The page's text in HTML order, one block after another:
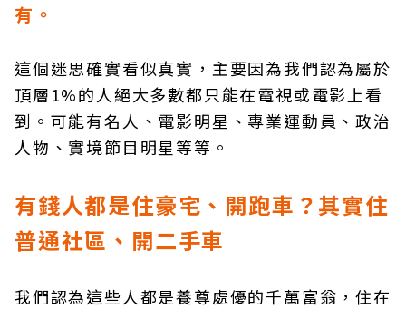
有。
這個迷思確實看似真實，主要因為我們認為屬於
頂層1%的人絕大多數都只能在電視或電影上看
到。可能有名人、電影明星、專業運動員、政治
人物、實境節目明星等等。
有錢人都是住豪宅、開跑車？其實住
普通社區、開二手車
我們認為這些人都是養尊處優的千萬富翁，住在